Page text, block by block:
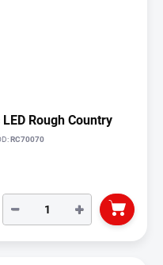
Rough Country
RC70070
+
−